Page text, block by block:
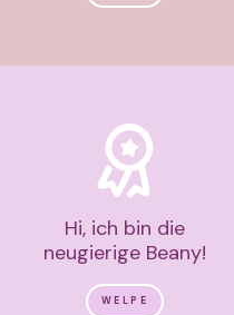
Hi, ich bin die
neugierige Beany!
WELPE